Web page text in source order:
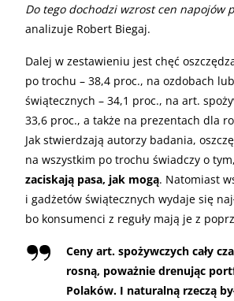
Do tego dochodzi wzrost cen napojów
analizuje Robert Biegaj.
Dalej w zestawieniu jest chęć
po trochu – 38,4 proc., na ozdobach
świątecznych – 34,1 proc., na art.
33,6 proc., a także na prezentach dla
Jak stwierdzają autorzy badania,
na wszystkim po trochu świadczy o
zaciskają pasa, jak mogą. Natomiast
i gadżetów świątecznych wydaje się
bo konsumenci z reguły mają je z
Ceny art. spożywczych cały
rosną, poważnie drenując
Polaków. I naturalną rzeczą